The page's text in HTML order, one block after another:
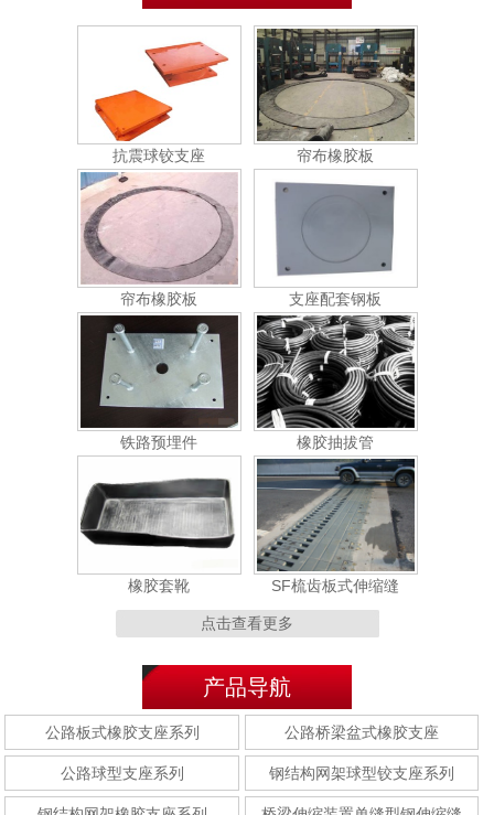
滑动铰支座 减震球铰支座
抗震球铰支座 帘布橡胶板
帘布橡胶板 支座配套钢板
铁路预埋件 橡胶抽拔管
橡胶套靴 SF梳齿板式伸缩缝
MZL 320型 MZL120型
点击查看更多
产品导航
公路板式橡胶支座系列 公路桥梁盆式橡胶支座
公路球型支座系列 钢结构网架球型铰支座系列